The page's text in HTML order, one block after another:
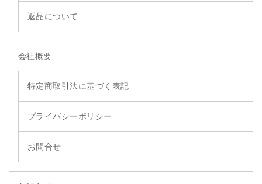
返品について
会社概要
特定商取引法に基づく表記
プライバシーポリシー
お問合せ